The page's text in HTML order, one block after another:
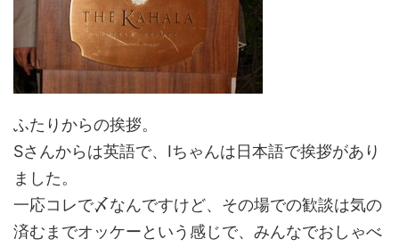
ふたりからの挨拶。
Sさんからは英語で、Iちゃんは日本語で挨拶があり
ました。
一応コレで〆なんですけど、その場での歓談は気の
済むまでオッケーという感じで、みんなでおしゃべ